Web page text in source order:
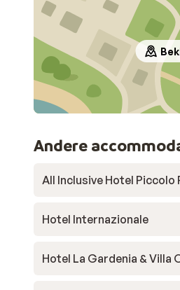
Andere
All Inclusive Hotel Piccolo
Hotel Internazionale
Hotel La Gardenia & Villa